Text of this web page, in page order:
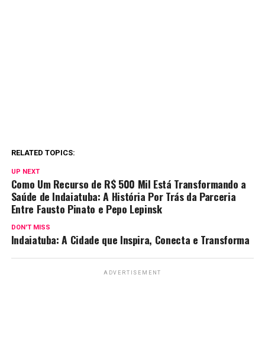
RELATED TOPICS:
UP NEXT
Como Um Recurso de R$ 500 Mil Está Transformando a
Saúde de Indaiatuba: A História Por Trás da Parceria
Entre Fausto Pinato e Pepo Lepinsk
DON'T MISS
Indaiatuba: A Cidade que Inspira, Conecta e Transforma
ADVERTISEMENT